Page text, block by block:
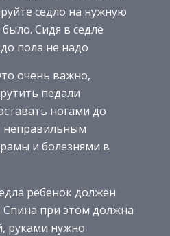
седло на нужную
Сидя в седле
пола не надо
очень важно,
педали
ногами до
неправильным
и болезнями в
ребенок должен
Спина при этом должна
руками нужно